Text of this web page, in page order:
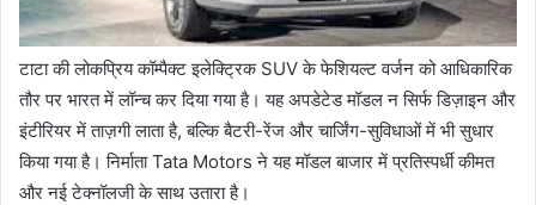
टाटा की लोकप्रिय कॉम्पैक्ट इलेक्ट्रिक SUV के फेशियल्ट वर्जन को आधिकारिक
तौर पर भारत में लॉन्च कर दिया गया है। यह अपडेटेड मॉडल न सिर्फ डिज़ाइन और
इंटीरियर में ताज़गी लाता है, बल्कि बैटरी-रेंज और चार्जिंग-सुविधाओं में भी सुधार
किया गया है। निर्माता Tata Motors ने यह मॉडल बाजार में प्रतिस्पर्धी कीमत
और नई टेक्नॉलजी के साथ उतारा है।